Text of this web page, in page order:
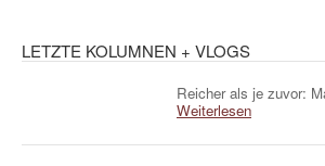
LETZTE KOLUMNEN + VLOGS
Reicher als je zuvor:
Weiterlesen